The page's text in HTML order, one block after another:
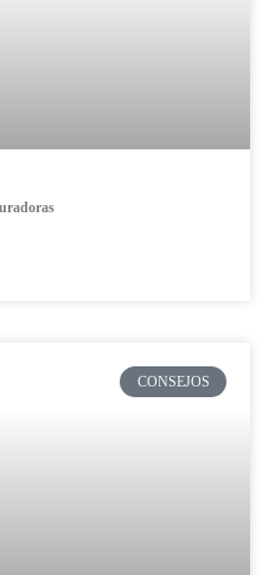
CONSEJOS